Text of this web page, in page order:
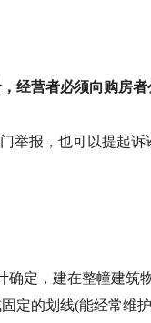
经营者必须向购房
举报，也可以提起诉
定，建在整幢建筑
定的划线(能经常维